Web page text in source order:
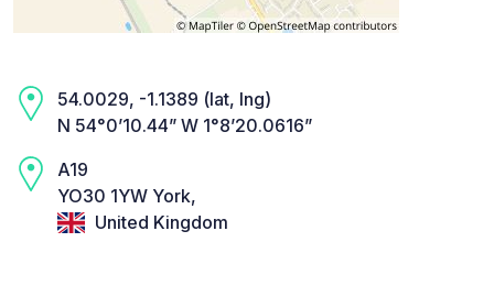
54.0029, -1.1389 (lat, lng)
N 54°0’10.44” W 1°8’20.0616”
A19
YO30 1YW York,
United Kingdom